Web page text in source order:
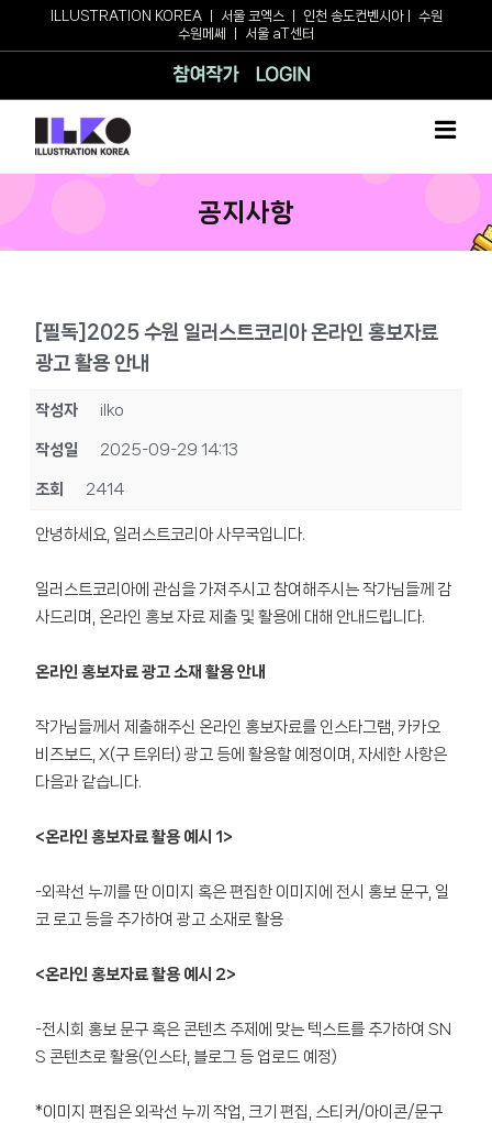
ILLUSTRATION KOREAㅣ 서울 코엑스 인천 송도컨벤시아ㅣ 수원
수원메쎄
서울 aT센터
참여작가
공지사항
[필독]2025 수원 일러스트코리아 온라인 홍보자료
광고 활용 안내
작성자 ilko
작성일 2025-09-29 14:13
조회 2414
안녕하세요, 일러스트코리아 사무국입니다.
일러스트코리아에 관심을 가져주시고 참여해주시는 작가님들께 감
사드리며, 온라인 홍보 자료 제출 및 활용에 대해 안내드립니다.
온라인 홍보자료 광고 소재 활용 안내
작가님들께서 제출해주신 온라인 홍보자료를 인스타그램, 카카오
비즈보드, X(구 트위터) 광고 등에 활용할 예정이며, 자세한 사항은
다음과 같습니다.
<온라인 홍보자료 활용 예시 1>
-외곽선 누끼를 딴 이미지 혹은 편집한 이미지에 전시 홍보 문구, 일
코 로고 등을 추가하여 광고 소재로 활용
<온라인 홍보자료 활용 예시 2>
-전시회 홍보 문구 혹은 콘텐츠 주제에 맞는 텍스트를 추가하여 SN
S 콘텐츠로 활용(인스타, 블로그 등 업로드 예정)
*이미지 편집은 외곽선 누끼 작업, 크기 편집, 스티커/아이콘/문구